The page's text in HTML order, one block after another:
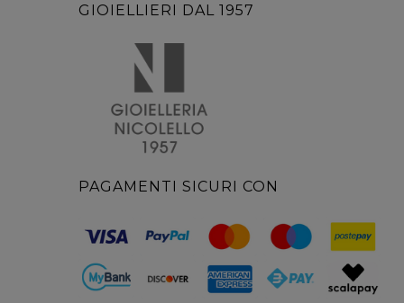
GIOIELLIERI DAL 1957
PAGAMENTI SICURI CON